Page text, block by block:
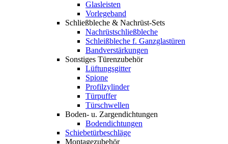
Glasleisten
Vorlegeband
Schließbleche & Nachrüst-Sets
Nachrüstschließbleche
Schleißbleche f. Ganzglastüren
Bandverstärkungen
Sonstiges Türenzubehör
Lüftungsgitter
Spione
Profilzylinder
Türpuffer
Türschwellen
Boden- u. Zargendichtungen
Bodendichtungen
Schiebetürbeschläge
Montagezubehör